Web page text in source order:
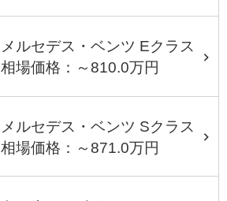
メルセデス・ベンツ Eクラス
相場価格：～810.0万円
メルセデス・ベンツ Sクラス
相場価格：～871.0万円